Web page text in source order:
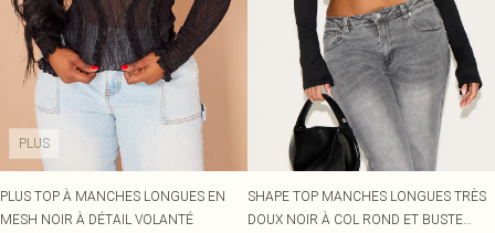
PLUS
PLUS TOP À MANCHES LONGUES EN
MESH NOIR À DÉTAIL VOLANTÉ
SHAPE TOP MANCHES LONGUES TRÈS
DOUX NOIR À COL ROND ET BUSTE